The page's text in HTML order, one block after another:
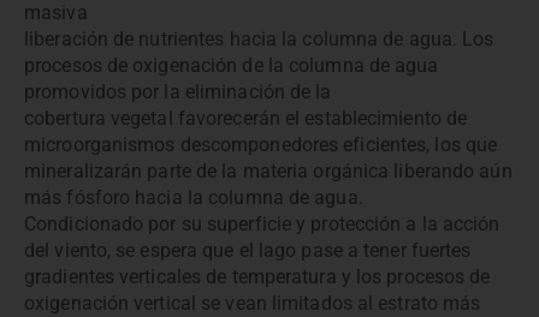
masiva
liberación de nutrientes hacia la columna de agua. Los
procesos de oxigenación de la columna de agua
promovidos por la eliminación de la
cobertura vegetal favorecerán el establecimiento de
microorganismos descomponedores eficientes, los que
mineralizarán parte de la materia orgánica liberando aún
más fósforo hacia la columna de agua.
Condicionado por su superficie y protección a la acción
del viento, se espera que el lago pase a tener fuertes
gradientes verticales de temperatura y los procesos de
oxigenación vertical se vean limitados al estrato más